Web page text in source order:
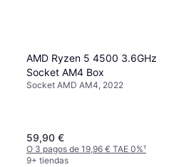
AMD Ryzen 5 4500 3.6GHz
Socket AM4 Box
Socket AMD AM4, 2022
59,90 €
O 3 pagos de 19,96 € TAE 0%¹
9+ tiendas